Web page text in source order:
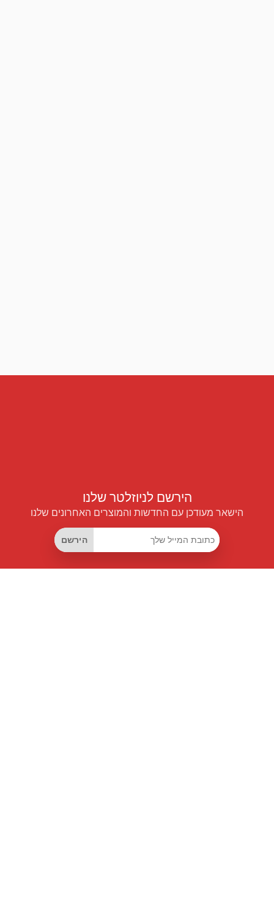
הירשם לניוזלטר שלנו
הישאר מעודכן עם החדשות והמוצרים האחרונים שלנו
הירשם